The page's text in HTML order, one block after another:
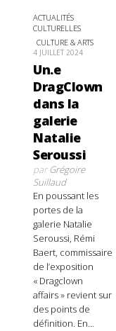
ACTUALITÉS
CULTURELLES
CULTURE & ARTS
4 JUILLET 2024
Un.e
DragClown
dans la
galerie
Natalie
Seroussi
parGrégoire
Suillaud
En poussant les
portes de la
galerie Natalie
Seroussi, Rémi
Baert, commissaire
de l’exposition
« Dragclown
affairs » revient sur
des points de
définition. En...